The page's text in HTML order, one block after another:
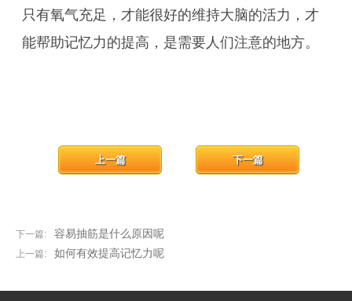
只有氧气充足，才能很好的维持大脑的活力，才
能帮助记忆力的提高，是需要人们注意的地方。
下一篇: 容易抽筋是什么原因呢
下一篇
上一篇: 如何有效提高记忆力呢
上一篇